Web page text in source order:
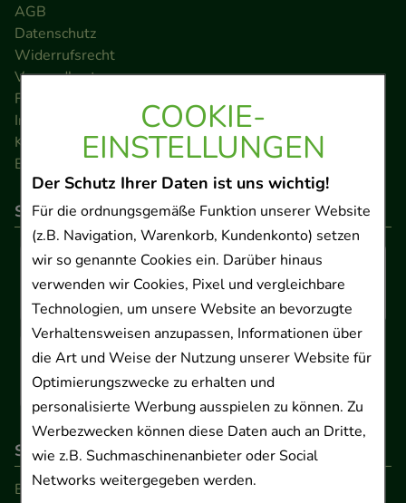
COOKIE-
EINSTELLUNGEN
Der Schutz Ihrer Daten ist uns wichtig!
Für die ordnungsgemäße Funktion unserer Website
(z.B. Navigation, Warenkorb, Kundenkonto) setzen
wir so genannte Cookies ein. Darüber hinaus
verwenden wir Cookies, Pixel und vergleichbare
Technologien, um unsere Website an bevorzugte
Verhaltensweisen anzupassen, Informationen über
die Art und Weise der Nutzung unserer Website für
Optimierungszwecke zu erhalten und
personalisierte Werbung ausspielen zu können. Zu
Werbezwecken können diese Daten auch an Dritte,
wie z.B. Suchmaschinenanbieter oder Social
Networks weitergegeben werden.
AGB
Datenschutz
Widerrufsrecht
Versandkosten
FAQ
Impressum
Kontakt
Barrierefreiheitserklärung
So können Sie bezahlen
So erreichen Sie uns
Beratung und Kundenservice: